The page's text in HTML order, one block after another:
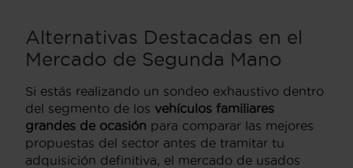
Alternativas Destacadas en el
Mercado de Segunda Mano
Si estás realizando un sondeo exhaustivo dentro
del segmento de los vehículos familiares
grandes de ocasión para comparar las mejores
propuestas del sector antes de tramitar tu
adquisición definitiva, el mercado de usados